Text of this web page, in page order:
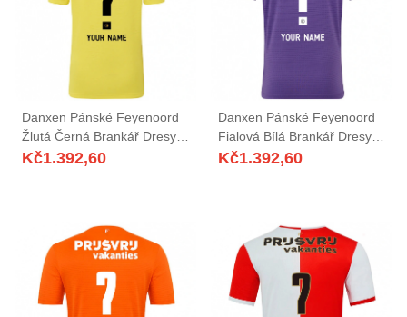
Danxen Pánské Feyenoord
Žlutá Černá Brankář Dresy
2025/26 Dres
Kč1.392,60
Danxen Pánské Feyenoord
Fialová Bílá Brankář Dresy
2025/26 Dres
Kč1.392,60